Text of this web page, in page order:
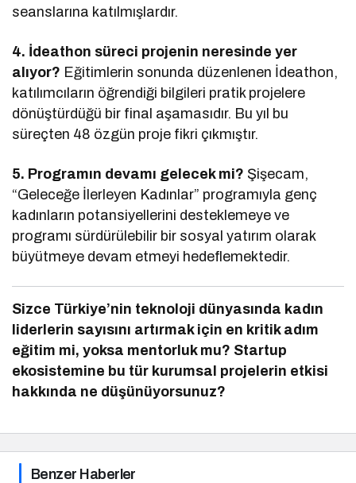
seanslarına katılmışlardır.
4. İdeathon süreci projenin neresinde yer
alıyor? Eğitimlerin sonunda düzenlenen İdeathon,
katılımcıların öğrendiği bilgileri pratik projelere
dönüştürdüğü bir final aşamasıdır. Bu yıl bu
süreçten 48 özgün proje fikri çıkmıştır.
5. Programın devamı gelecek mi? Şişecam,
“Geleceğe İlerleyen Kadınlar” programıyla genç
kadınların potansiyellerini desteklemeye ve
programı sürdürülebilir bir sosyal yatırım olarak
büyütmeye devam etmeyi hedeflemektedir.
Sizce Türkiye’nin teknoloji dünyasında kadın
liderlerin sayısını artırmak için en kritik adım
eğitim mi, yoksa mentorluk mu? Startup
ekosistemine bu tür kurumsal projelerin etkisi
hakkında ne düşünüyorsunuz?
Benzer Haberler